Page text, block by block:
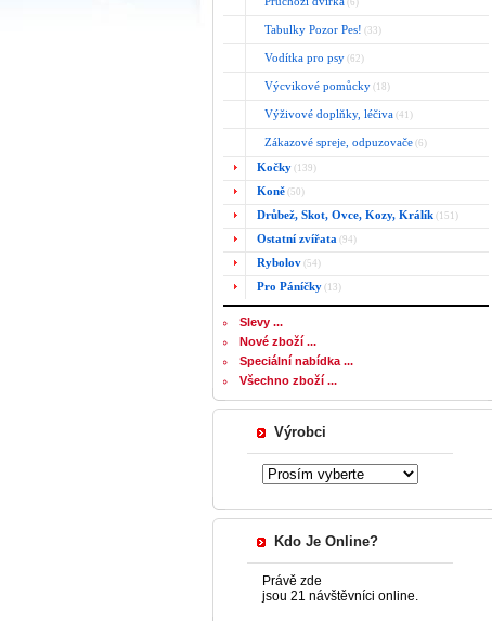
(6)
Tabulky Pozor Pes! (33)
Vodítka pro psy (62)
Výcvikové pomůcky (18)
Výživové doplňky, léčiva (41)
Zákazové spreje, odpuzovače (6)
Kočky (139)
Koně (50)
Drůbež, Skot, Ovce, Kozy, Králík (151)
Ostatní zvířata (94)
Rybolov (54)
Pro Páníčky (13)
Slevy ...
Nové zboží ...
Speciální nabídka ...
Všechno zboží ...
Výrobci
Kdo Je Online?
Právě zde
jsou 21 návštěvníci online.